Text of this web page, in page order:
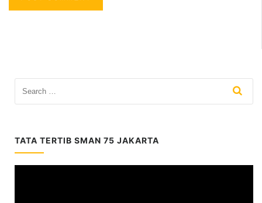
TATA TERTIB SMAN 75 JAKARTA